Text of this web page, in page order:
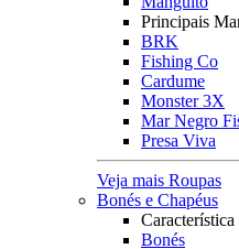
Principais
BRK
Fishing Co
Cardume
Monster 3X
Mar Negro
Presa Viva
Veja mais Roupas
Bonés e Chapéus
Característica
Bonés